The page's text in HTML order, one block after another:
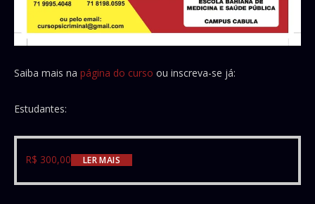
Saiba mais na página do curso ou inscreva-se já:
Estudantes:
R$ 300,00 LER MAIS